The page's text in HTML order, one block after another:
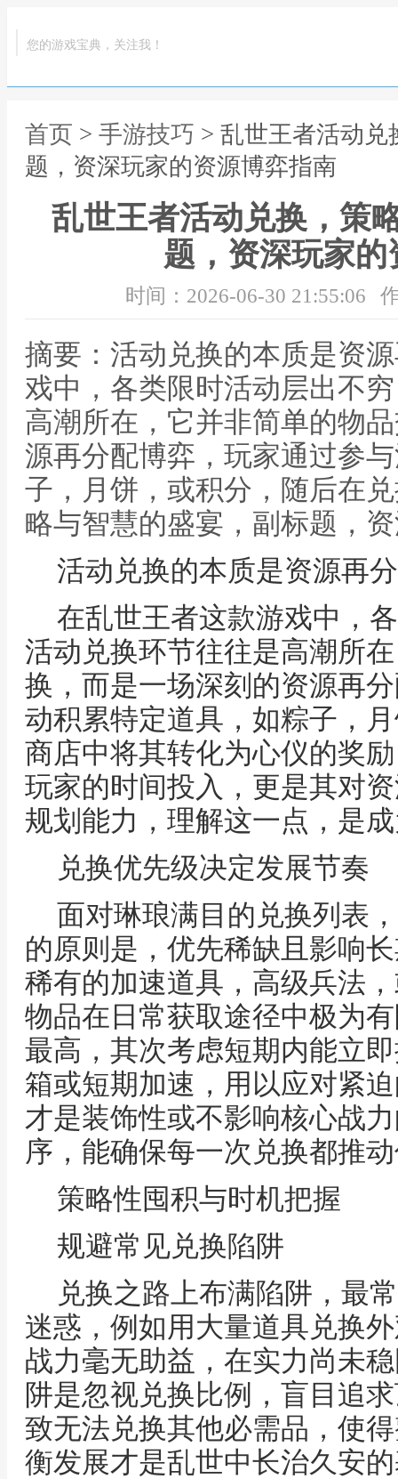
您的游戏宝典，关注我！
首页 > 手游技巧 > 乱世王者活动
题，资深玩家的资源博弈指南
乱世王者活动兑换，策
题，资深玩家
时间：2026-06-30 21:55:06
摘要：活动兑换的本质是资
戏中，各类限时活动层出不
高潮所在，它并非简单的物
源再分配博弈，玩家通过参
子，月饼，或积分，随后在
略与智慧的盛宴，副标题，
活动兑换的本质是资源再
在乱世王者这款游戏中，
活动兑换环节往往是高潮所
换，而是一场深刻的资源再
动积累特定道具，如粽子，
商店中将其转化为心仪的奖
玩家的时间投入，更是其对
规划能力，理解这一点，是
兑换优先级决定发展节奏
面对琳琅满目的兑换列表
的原则是，优先稀缺且影响
稀有的加速道具，高级兵法
物品在日常获取途径中极为
最高，其次考虑短期内能立
箱或短期加速，用以应对紧
才是装饰性或不影响核心战
序，能确保每一次兑换都推
策略性囤积与时机把握
规避常见兑换陷阱
兑换之路上布满陷阱，最
迷惑，例如用大量道具兑换
战力毫无助益，在实力尚未
阱是忽视兑换比例，盲目追
致无法兑换其他必需品，使
衡发展才是乱世中长治久安